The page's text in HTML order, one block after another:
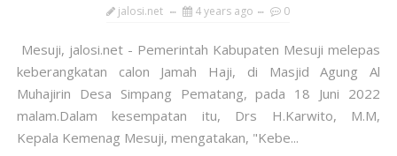
jalosi.net 4 years ago 0
Mesuji, jalosi.net - Pemerintah Kabupaten Mesuji melepas
keberangkatan calon Jamah Haji, di Masjid Agung Al
Muhajirin Desa Simpang Pematang, pada 18 Juni 2022
malam.Dalam kesempatan itu, Drs H.Karwito, M.M,
Kepala Kemenag Mesuji, mengatakan, "Kebe...